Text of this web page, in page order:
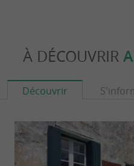
À DÉCOUVRIR
Découvrir